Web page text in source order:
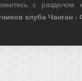
с разделом
клуба Чанган